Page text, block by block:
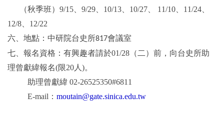
（秋季班） 9/15 9/29 10/13 10/27 11/10 11/24
12/8
12/22
六、地點：中研院台史所817會議室
七、報名資格：有興趣者請於01/28 （二）前，向台史所助
理曾獻緯報名(限20 人 )。
助理曾獻緯 02-26525350#6811
E-mail ： moutain@gate.sinica.edu.tw